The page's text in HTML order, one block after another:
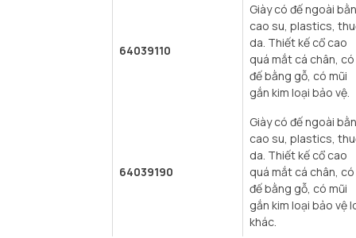
64039110
Giày có đế ngoài
cao su, plastics,
da. Thiết kế cổ cao
quá mắt cá chân, có
đế bằng gỗ, có mũi
gắn kim loại bảo vệ.
64039190
Giày có đế ngoài
cao su, plastics,
da. Thiết kế cổ cao
quá mắt cá chân, có
đế bằng gỗ, có mũi
gắn kim loại bảo vệ
khác.